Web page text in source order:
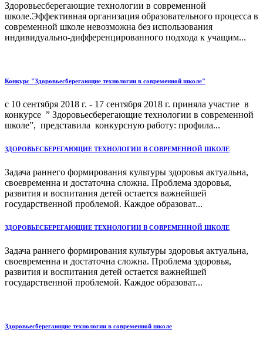
Здоровьесберегающие технологии в современной
школе.Эффективная организация образовательного процесса в
современной школе невозможна без использования
индивидуально-дифференцированного подхода к учащим...
Конкурс "Здоровьесберегающие технологии в современной школе"
с 10 сентября 2018 г. - 17 сентября 2018 г. приняла участие в
конкурсе ” Здоровьесберегающие технологии в современной
школе”, представила конкурсную работу: профила...
ЗДОРОВЬЕСБЕРЕГАЮЩИЕ ТЕХНОЛОГИИ В СОВРЕМЕННОЙ ШКОЛЕ
Задача раннего формирования культуры здоровья актуальна,
своевременна и достаточна сложна. Проблема здоровья,
развития и воспитания детей остается важнейшей
государственной проблемой. Каждое образоват...
ЗДОРОВЬЕСБЕРЕГАЮЩИЕ ТЕХНОЛОГИИ В СОВРЕМЕННОЙ ШКОЛЕ
Задача раннего формирования культуры здоровья актуальна,
своевременна и достаточна сложна. Проблема здоровья,
развития и воспитания детей остается важнейшей
государственной проблемой. Каждое образоват...
Здоровьесберегающие технологии в современной школе